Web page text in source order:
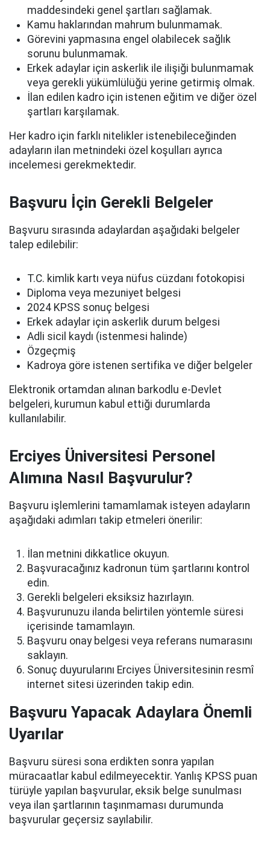
maddesindeki genel şartları sağlamak.
Kamu haklarından mahrum bulunmamak.
Görevini yapmasına engel olabilecek sağlık
sorunu bulunmamak.
Erkek adaylar için askerlik ile ilişiği bulunmamak
veya gerekli yükümlülüğü yerine getirmiş olmak.
İlan edilen kadro için istenen eğitim ve diğer özel
şartları karşılamak.
Her kadro için farklı nitelikler istenebileceğinden
adayların ilan metnindeki özel koşulları ayrıca
incelemesi gerekmektedir.
Başvuru İçin Gerekli Belgeler
Başvuru sırasında adaylardan aşağıdaki belgeler
talep edilebilir:
T.C. kimlik kartı veya nüfus cüzdanı fotokopisi
Diploma veya mezuniyet belgesi
2024 KPSS sonuç belgesi
Erkek adaylar için askerlik durum belgesi
Adli sicil kaydı (istenmesi halinde)
Özgeçmiş
Kadroya göre istenen sertifika ve diğer belgeler
Elektronik ortamdan alınan barkodlu e-Devlet
belgeleri, kurumun kabul ettiği durumlarda
kullanılabilir.
Erciyes Üniversitesi Personel
Alımına Nasıl Başvurulur?
Başvuru işlemlerini tamamlamak isteyen adayların
aşağıdaki adımları takip etmeleri önerilir:
İlan metnini dikkatlice okuyun.
Başvuracağınız kadronun tüm şartlarını kontrol
edin.
Gerekli belgeleri eksiksiz hazırlayın.
Başvurunuzu ilanda belirtilen yöntemle süresi
içerisinde tamamlayın.
Başvuru onay belgesi veya referans numarasını
saklayın.
Sonuç duyurularını Erciyes Üniversitesinin resmî
internet sitesi üzerinden takip edin.
Başvuru Yapacak Adaylara Önemli
Uyarılar
Başvuru süresi sona erdikten sonra yapılan
müracaatlar kabul edilmeyecektir. Yanlış KPSS puan
türüyle yapılan başvurular, eksik belge sunulması
veya ilan şartlarının taşınmaması durumunda
başvurular geçersiz sayılabilir.